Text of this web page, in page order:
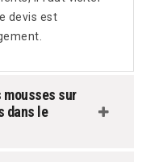
devis est
mousses sur
dans le